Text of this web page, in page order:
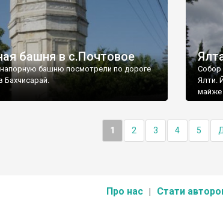
башня в с.Почтовое
башню посмотрели по дороге
Собор
Ялти.
майже
1 2 3 4 5
Про нас Стати